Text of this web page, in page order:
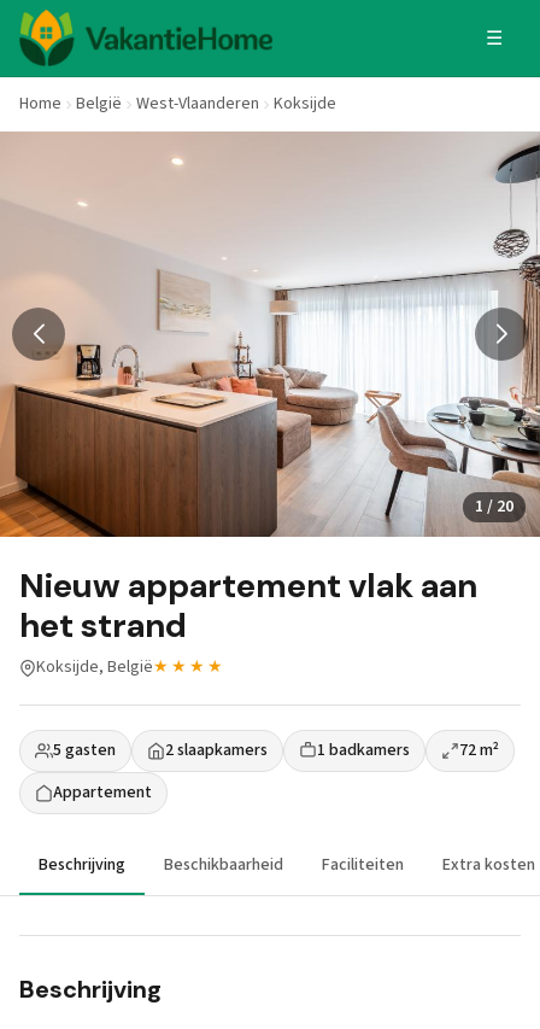
☰
Home België West-Vlaanderen Koksijde
1 / 20
Nieuw appartement vlak aan
het strand
Koksijde, België★★★★
5 gasten 2 slaapkamers 1 badkamers
72 m²
Appartement
Beschrijving Beschikbaarheid Faciliteiten Extra kosten
Beschrijving